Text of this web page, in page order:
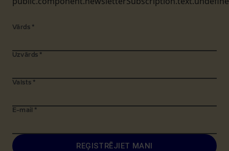
Vārds *
Uzvārds *
Valsts *
E-mail *
REĢISTRĒJIET MANI